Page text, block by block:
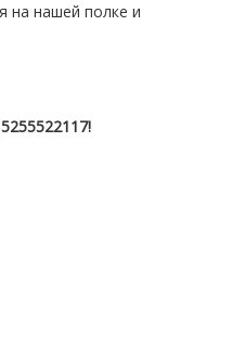
на нашей полке и